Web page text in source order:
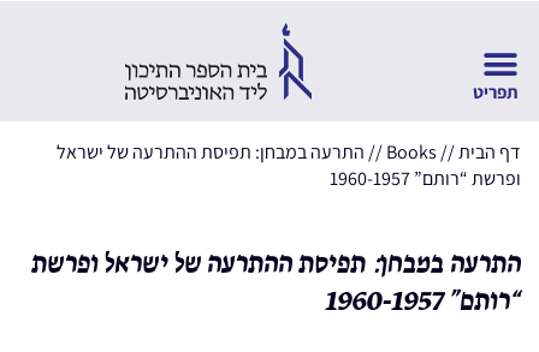
דף הבית//
Books
// התרעה במבחן: תפיסת ההתרעה של ישראל
ופרשת “רותם” 1960-1957
התרעה במבחן: תפיסת ההתרעה של ישראל ופרשת
“רותם” 1960-1957